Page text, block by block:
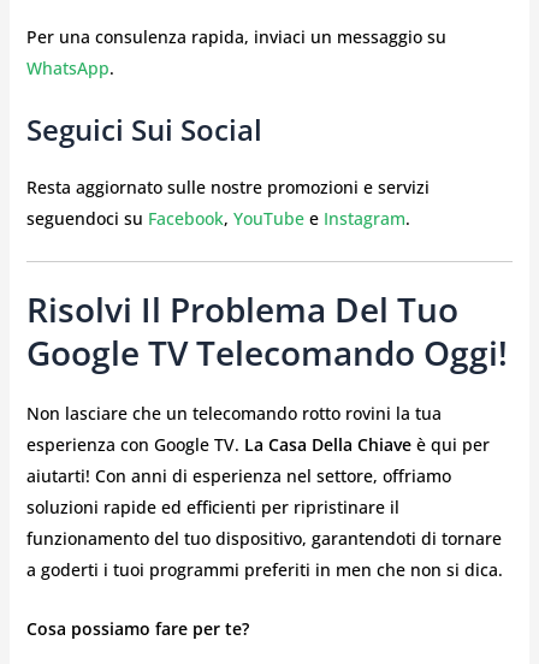
Per una consulenza rapida, inviaci un messaggio su
WhatsApp.
Seguici Sui Social
Resta aggiornato sulle nostre promozioni e servizi
seguendoci su Facebook, YouTubee Instagram.
Risolvi Il Problema Del Tuo
Google TV Telecomando Oggi!
Non lasciare che un telecomando rotto rovini la tua
esperienza con Google TV. La Casa Della Chiaveè qui per
aiutarti! Con anni di esperienza nel settore, offriamo
soluzioni rapide ed efficienti per ripristinare il
funzionamento del tuo dispositivo, garantendoti di tornare
a goderti i tuoi programmi preferiti in men che non si dica.
Cosa possiamo fare per te?